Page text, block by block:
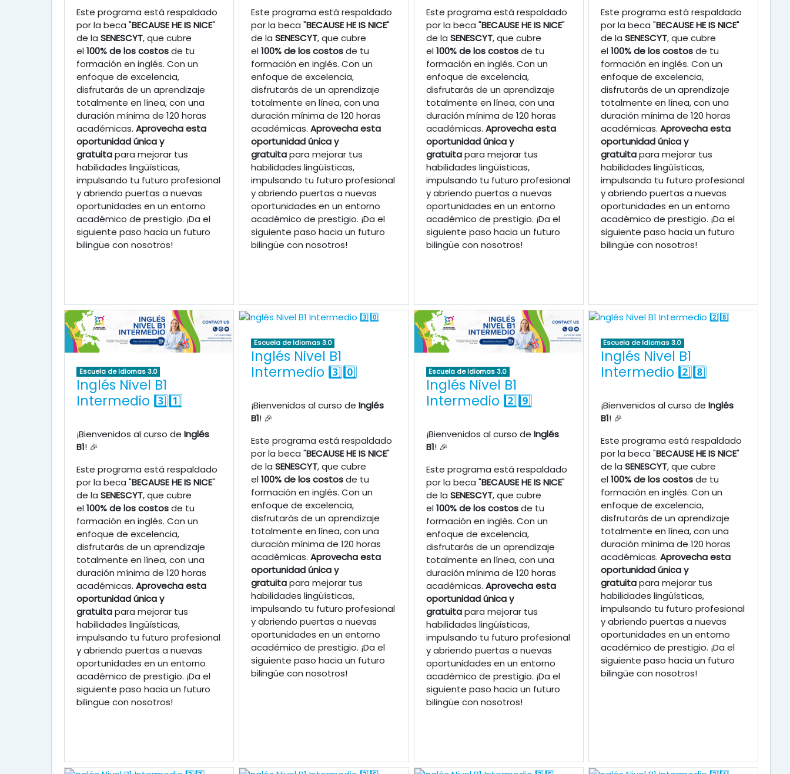
Este programa está respaldado
por la beca "BECAUSE HE IS NICE"
de la SENESCYT, que cubre
el100% de los costosde tu
formación en inglés. Con un
enfoque de excelencia,
disfrutarás de un aprendizaje
totalmente en línea, con una
duración mínima de 120 horas
académicas. Aprovecha esta
oportunidad única y
gratuitapara mejorar tus
habilidades lingüísticas,
impulsando tu futuro profesional
y abriendo puertas a nuevas
oportunidades en un entorno
académico de prestigio. ¡Da el
siguiente paso hacia un futuro
bilingüe con nosotros!
Este programa está respaldado
por la beca "BECAUSE HE IS NICE"
de laSENESCYT, que cubre
el100% de los costosde tu
formación en inglés. Con un
enfoque de excelencia,
disfrutarás de un aprendizaje
totalmente en línea, con una
duración mínima de 120 horas
académicas.Aprovecha esta
oportunidad única y
gratuitapara mejorar tus
habilidades lingüísticas,
impulsando tu futuro profesional
y abriendo puertas a nuevas
oportunidades en un entorno
académico de prestigio. ¡Da el
siguiente paso hacia un futuro
bilingüe con nosotros!
Este programa está respaldado
por la beca "BECAUSE HE IS NICE"
de la SENESCYT, que cubre
el100% de los costosde tu
formación en inglés. Con un
enfoque de excelencia,
disfrutarás de un aprendizaje
totalmente en línea, con una
duración mínima de 120 horas
académicas. Aprovecha esta
oportunidad única y
gratuitapara mejorar tus
habilidades lingüísticas,
impulsando tu futuro profesional
y abriendo puertas a nuevas
oportunidades en un entorno
académico de prestigio. ¡Da el
siguiente paso hacia un futuro
bilingüe con nosotros!
Este programa está respaldado
por la beca "BECAUSE HE IS NICE"
de la SENESCYT, que cubre
el100% de los costosde tu
formación en inglés. Con un
enfoque de excelencia,
disfrutarás de un aprendizaje
totalmente en línea, con una
duración mínima de 120 horas
académicas. Aprovecha esta
oportunidad única y
gratuitapara mejorar tus
habilidades lingüísticas,
impulsando tu futuro profesional
y abriendo puertas a nuevas
oportunidades en un entorno
académico de prestigio. ¡Da el
siguiente paso hacia un futuro
bilingüe con nosotros!
Escuela de Idiomas 3.0
Inglés Nivel B1
Intermedio 3️⃣1️⃣
¡Bienvenidos al curso de Inglés
B1! 🎉
Este programa está respaldado
por la beca "BECAUSE HE IS NICE"
de la SENESCYT, que cubre
el100% de los costosde tu
formación en inglés. Con un
enfoque de excelencia,
disfrutarás de un aprendizaje
totalmente en línea, con una
duración mínima de 120 horas
académicas. Aprovecha esta
oportunidad única y
gratuitapara mejorar tus
habilidades lingüísticas,
impulsando tu futuro profesional
y abriendo puertas a nuevas
oportunidades en un entorno
académico de prestigio. ¡Da el
siguiente paso hacia un futuro
bilingüe con nosotros!
Escuela de Idiomas 3.0
Inglés Nivel B1
Intermedio 3️⃣0️⃣
¡Bienvenidos al curso deInglés
B1! 🎉
Este programa está respaldado
por la beca "BECAUSE HE IS NICE"
de laSENESCYT, que cubre
el100% de los costosde tu
formación en inglés. Con un
enfoque de excelencia,
disfrutarás de un aprendizaje
totalmente en línea, con una
duración mínima de 120 horas
académicas.Aprovecha esta
oportunidad única y
gratuitapara mejorar tus
habilidades lingüísticas,
impulsando tu futuro profesional
y abriendo puertas a nuevas
oportunidades en un entorno
académico de prestigio. ¡Da el
siguiente paso hacia un futuro
bilingüe con nosotros!
Escuela de Idiomas 3.0
Inglés Nivel B1
Intermedio 2️⃣9️⃣
¡Bienvenidos al curso de Inglés
B1! 🎉
Este programa está respaldado
por la beca "BECAUSE HE IS NICE"
de la SENESCYT, que cubre
el100% de los costosde tu
formación en inglés. Con un
enfoque de excelencia,
disfrutarás de un aprendizaje
totalmente en línea, con una
duración mínima de 120 horas
académicas. Aprovecha esta
oportunidad única y
gratuitapara mejorar tus
habilidades lingüísticas,
impulsando tu futuro profesional
y abriendo puertas a nuevas
oportunidades en un entorno
académico de prestigio. ¡Da el
siguiente paso hacia un futuro
bilingüe con nosotros!
Escuela de Idiomas 3.0
Inglés Nivel B1
Intermedio 2️⃣8️⃣
¡Bienvenidos al curso de Inglés
B1! 🎉
Este programa está respaldado
por la beca "BECAUSE HE IS NICE"
de la SENESCYT, que cubre
el100% de los costosde tu
formación en inglés. Con un
enfoque de excelencia,
disfrutarás de un aprendizaje
totalmente en línea, con una
duración mínima de 120 horas
académicas. Aprovecha esta
oportunidad única y
gratuitapara mejorar tus
habilidades lingüísticas,
impulsando tu futuro profesional
y abriendo puertas a nuevas
oportunidades en un entorno
académico de prestigio. ¡Da el
siguiente paso hacia un futuro
bilingüe con nosotros!